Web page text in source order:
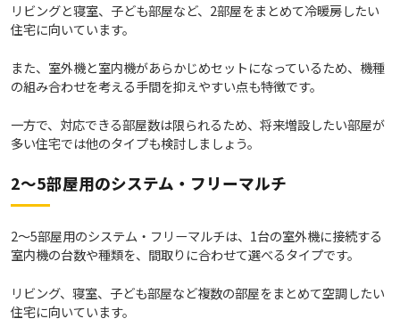
リビングと寝室、子ども部屋など、2部屋をまとめて冷暖房したい
住宅に向いています。
また、室外機と室内機があらかじめセットになっているため、機種
の組み合わせを考える手間を抑えやすい点も特徴です。
一方で、対応できる部屋数は限られるため、将来増設したい部屋が
多い住宅では他のタイプも検討しましょう。
2～5部屋用のシステム・フリーマルチ
2～5部屋用のシステム・フリーマルチは、1台の室外機に接続する
室内機の台数や種類を、間取りに合わせて選べるタイプです。
リビング、寝室、子ども部屋など複数の部屋をまとめて空調したい
住宅に向いています。